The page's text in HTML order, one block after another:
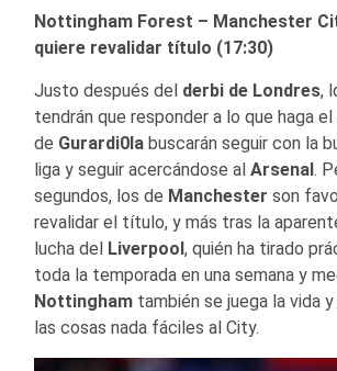
Nottingham Forest – Manchester
quiere revalidar título (17:30)
Justo después del derbi de Londres,
tendrán que responder a lo que haga el
de Gurardi0la buscarán seguir con la
liga y seguir acercándose al Arsenal.
segundos, los de Manchester son
revalidar el título, y más tras la
lucha del Liverpool, quién ha tirado
toda la temporada en una semana y
Nottingham también se juega la vida
las cosas nada fáciles al City.